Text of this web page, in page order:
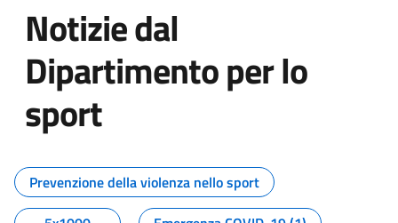
Notizie dal
Dipartimento per lo
sport
Tutti i contenuti della pagina
Prevenzione della violenza nello sport